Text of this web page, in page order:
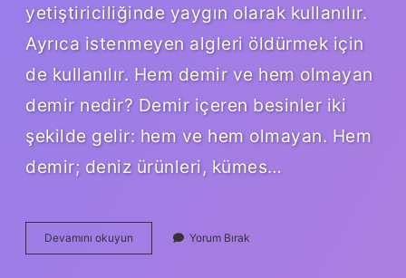
yetiştiriciliğinde yaygın olarak kullanılır.
Ayrıca istenmeyen algleri öldürmek için
de kullanılır. Hem demir ve hem olmayan
demir nedir? Demir içeren besinler iki
şekilde gelir: hem ve hem olmayan. Hem
demir; deniz ürünleri, kümes…
Devamını okuyun
Demir
Yorum Bırak